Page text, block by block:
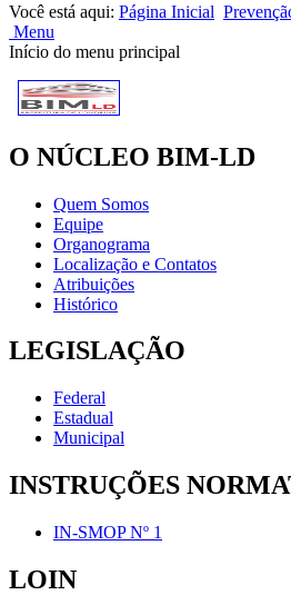
Você está aqui: Página Inicial
Menu
Início do menu principal
O NÚCLEO BIM-LD
Quem Somos
Equipe
Organograma
Localização e Contatos
Atribuições
Histórico
LEGISLAÇÃO
Federal
Estadual
Municipal
INSTRUÇÕES
IN-SMOP Nº 1
LOIN